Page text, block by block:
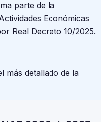
parte de la
Económicas
Real Decreto 10/2025.
más detallado de la